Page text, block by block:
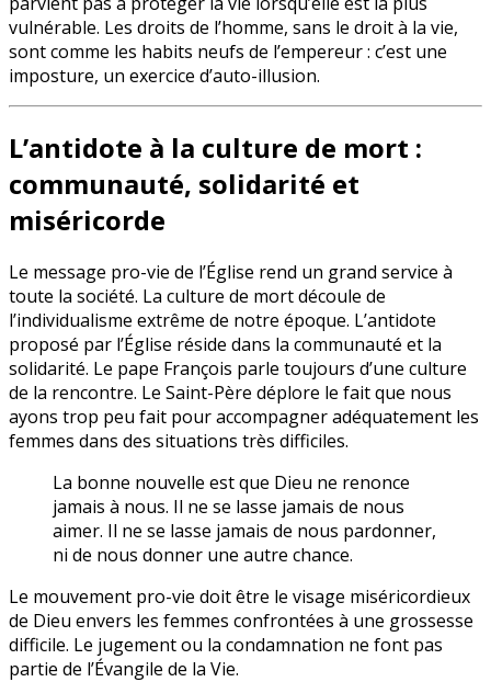
vulnérable. Les droits de l’homme, sans le droit à la vie,
sont comme les habits neufs de l’empereur : c’est une
imposture, un exercice d’auto-illusion.
L’antidote à la culture de mort :
communauté, solidarité et
miséricorde
Le message pro-vie de l’Église rend un grand service à
toute la société. La culture de mort découle de
l’individualisme extrême de notre époque. L’antidote
proposé par l’Église réside dans la communauté et la
solidarité. Le pape François parle toujours d’une culture
de la rencontre. Le Saint-Père déplore le fait que nous
ayons trop peu fait pour accompagner adéquatement les
femmes dans des situations très difficiles.
La bonne nouvelle est que Dieu ne renonce
jamais à nous. Il ne se lasse jamais de nous
aimer. Il ne se lasse jamais de nous pardonner,
ni de nous donner une autre chance.
Le mouvement pro-vie doit être le visage miséricordieux
de Dieu envers les femmes confrontées à une grossesse
difficile. Le jugement ou la condamnation ne font pas
partie de l’Évangile de la Vie.